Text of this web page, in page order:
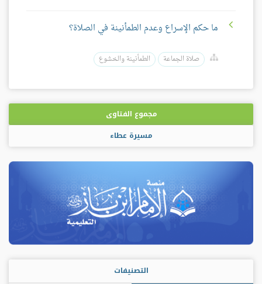
ما حكم الإسراع وعدم الطمأنينة في الصلاة؟
صلاة الجماعة الطمأنينة والخشوع
مجموع الفتاوى
مسيرة عطاء
التصنيفات